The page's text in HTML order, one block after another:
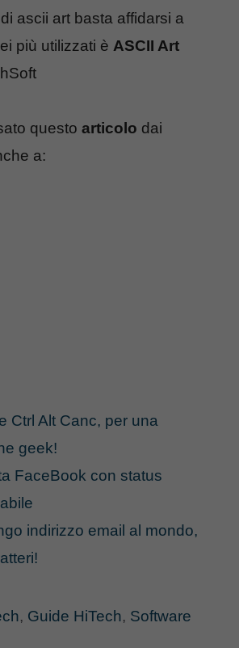
ascii art basta affidarsi a
più utilizzati è ASCII Art
questo articolo dai
a:
Ctrl Alt Canc, per una
geek!
FaceBook con status
indirizzo email al mondo,
, Guide HiTech, Software